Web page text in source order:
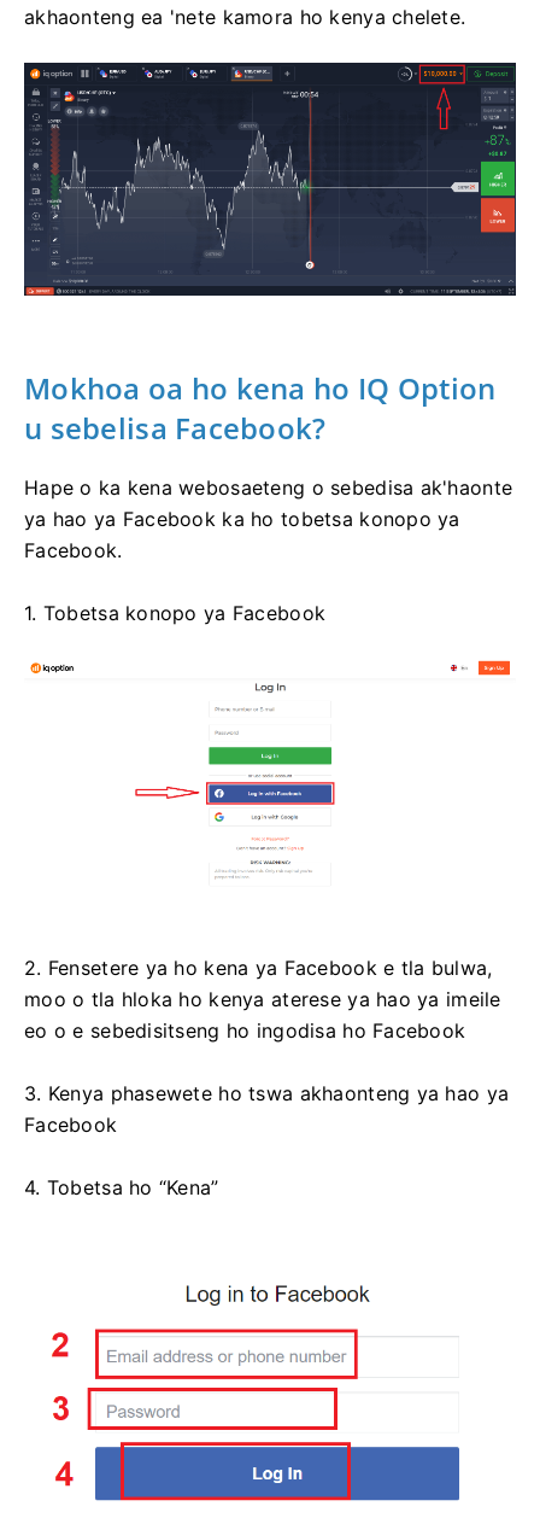
akhaonteng ea 'nete kamora ho kenya chelete.
Mokhoa oa ho kena ho IQ Option
u sebelisa Facebook?
Hape o ka kena webosaeteng o sebedisa ak'haonte
ya hao ya Facebook ka ho tobetsa konopo ya
Facebook.
1. Tobetsa konopo ya Facebook
2. Fensetere ya ho kena ya Facebook e tla bulwa,
moo o tla hloka ho kenya aterese ya hao ya imeile
eo o e sebedisitseng ho ingodisa ho Facebook
3. Kenya phasewete ho tswa akhaonteng ya hao ya
Facebook
4. Tobetsa ho “Kena”